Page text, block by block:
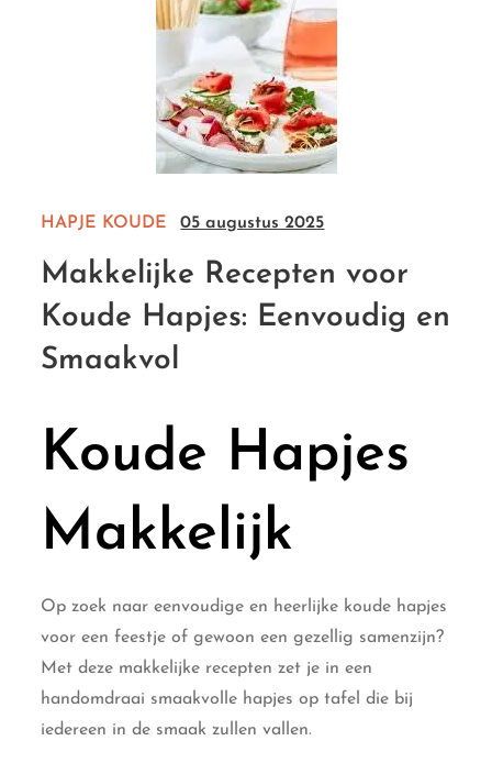
HAPJE KOUDE 05 augustus 2025
Makkelijke Recepten voor
Koude Hapjes: Eenvoudig en
Smaakvol
Koude Hapjes
Makkelijk
Op zoek naar eenvoudige en heerlijke koude hapjes
voor een feestje of gewoon een gezellig samenzijn?
Met deze makkelijke recepten zet je in een
handomdraai smaakvolle hapjes op tafel die bij
iedereen in de smaak zullen vallen.